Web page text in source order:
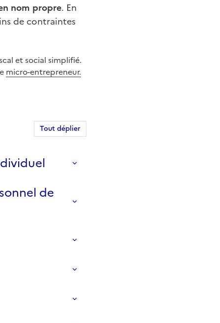
nom propre. En
de contraintes
et social simplifié.
micro-entrepreneur.
Tout déplier
de